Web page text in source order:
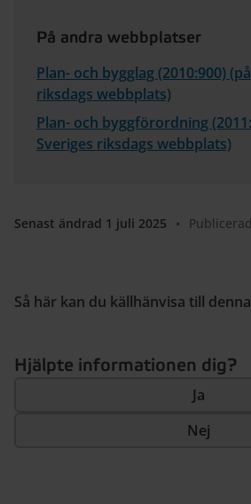
På andra webbplatser
Plan- och bygglag (2010:900)
riksdags webbplats)
Plan- och byggförordning
Sveriges riksdags webbplats)
Senast ändrad 1 juli 2025 •
Så här kan du källhänvisa till
Hjälpte informationen dig?
Ja
Nej